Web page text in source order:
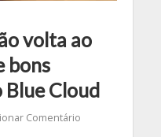
volta ao
bons
Blue Cloud
Comentário